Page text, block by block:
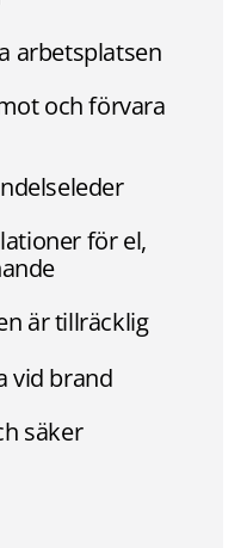
arbetsplatsen
och förvara
för el,
är tillräcklig
vid brand
säker